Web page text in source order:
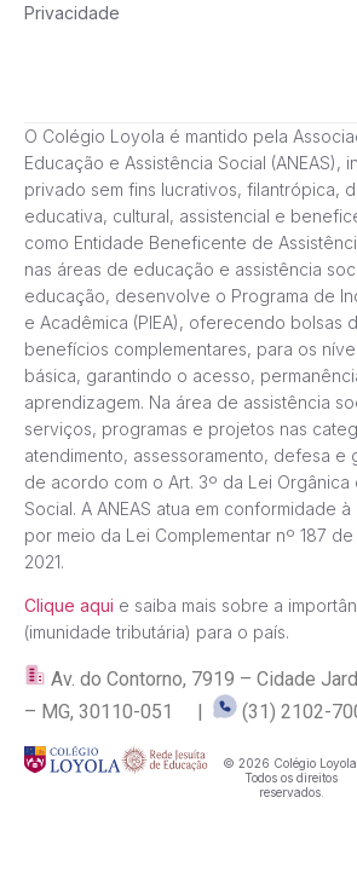
Privacidade
O Colégio Loyola é mantido pela
Educação e Assistência Social (ANEAS),
privado sem fins lucrativos, filantrópica,
educativa, cultural, assistencial e
como Entidade Beneficente de
nas áreas de educação e assistência
educação, desenvolve o Programa de
e Acadêmica (PIEA), oferecendo bolsas
benefícios complementares, para os
básica, garantindo o acesso,
aprendizagem. Na área de assistência
serviços, programas e projetos nas
atendimento, assessoramento, defesa e
de acordo com o Art. 3º da Lei Orgânica
Social. A ANEAS atua em conformidade
por meio da Lei Complementar nº 187
2021.
Clique aqui e saiba mais sobre a
(imunidade tributária) para o país.
Av. do Contorno, 7919 – Cidade
– MG, 30110-051 |
(31) 2102-
© 2026 Colégio Loyola.
Todos os direitos
reservados.